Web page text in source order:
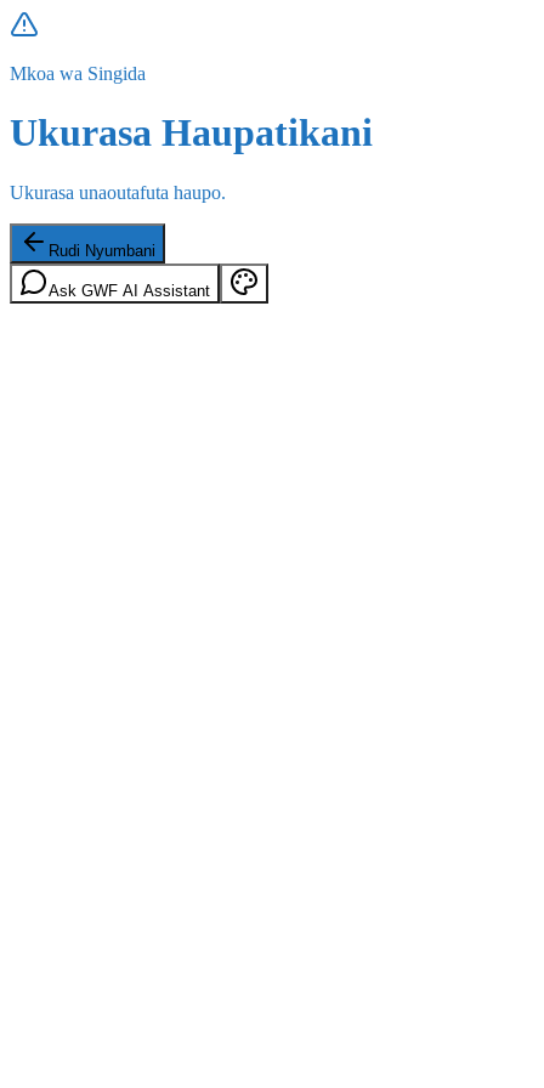
Mkoa wa Singida
Ukurasa Haupatikani
Ukurasa unaoutafuta haupo.
Rudi Nyumbani
Ask GWF AI Assistant